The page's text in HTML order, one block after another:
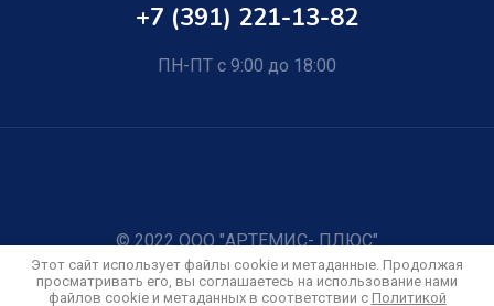
+7 (391) 221-13-82
ПН-ПТ с 9:00 до 18:00
© 2022 ООО "АРТЕМИС- ПЛЮС"
Политика конфиденциальности
Этот сайт использует файлы cookie и метаданные. Продолжая
просматривать его, вы соглашаетесь на использование нами
файлов cookie и метаданных в соответствии с Политикой